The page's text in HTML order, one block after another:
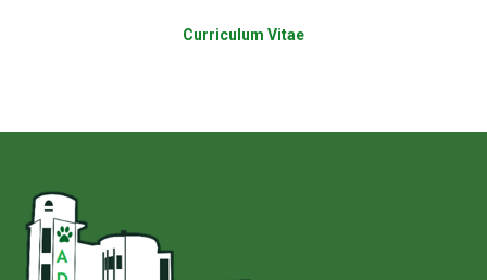
Curriculum Vitae